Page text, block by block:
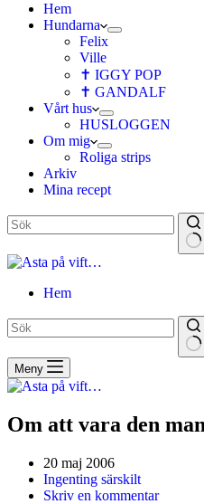
Hem
Hundarna
Felix
Ville
✝ IGGY POP
✝ GANDALF
Vårt hus
HUSLOGGEN
Om mig
Roliga strips
Arkiv
Mina recept
Hem
Meny
Om att vara den
20 maj 2006
Ingenting särskilt
Skriv en kommentar